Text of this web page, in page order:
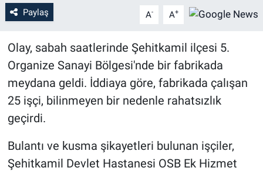
Paylaş A- A+
Olay, sabah saatlerinde Şehitkamil ilçesi 5.
Organize Sanayi Bölgesi'nde bir fabrikada
meydana geldi. İddiaya göre, fabrikada çalışan
25 işçi, bilinmeyen bir nedenle rahatsızlık
geçirdi.
Bulantı ve kusma şikayetleri bulunan işçiler,
Şehitkamil Devlet Hastanesi OSB Ek Hizmet